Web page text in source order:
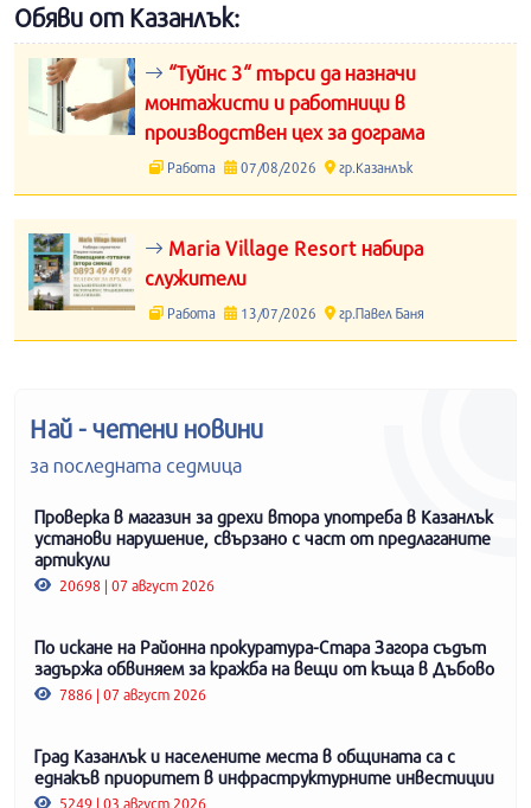
Обяви от Казанлък:
“Туйнс 3“ търси да назначи
монтажисти и работници в
производствен цех за дограма
Работа 07/08/2026 гр.Казанлък
Maria Village Resort набира
служители
Работа 13/07/2026 гр.Павел Баня
Най - четени новини
за последната седмица
Проверка в магазин за дрехи втора употреба в Казанлък
установи нарушение, свързано с част от предлаганите
артикули
20698 | 07 август 2026
По искане на Районна прокуратура-Стара Загора съдът
задържа обвиняем за кражба на вещи от къща в Дъбово
7886 | 07 август 2026
Град Казанлък и населените места в общината са с
еднакъв приоритет в инфраструктурните инвестиции
5249 | 03 август 2026